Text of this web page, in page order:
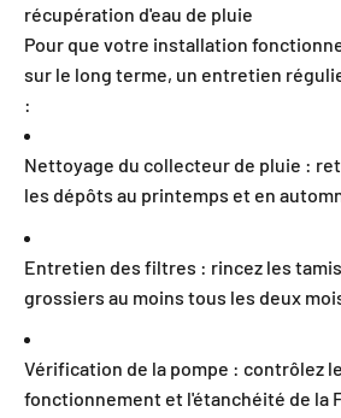
récupération d'eau de pluie
Pour que votre installation
sur le long terme, un entretien
:
Nettoyage du collecteur de pluie :
les dépôts au printemps et en
Entretien des filtres : rincez les
grossiers au moins tous les deux
Vérification de la pompe : contrôlez
fonctionnement et l'étanchéité de la